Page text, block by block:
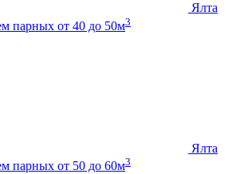
Ялта
парных от 40 до 50м3
Ялта
парных от 50 до 60м3